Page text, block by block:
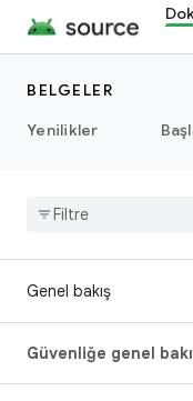
BELGELER
Yenilikler
Genel bakış
Güvenliğe genel